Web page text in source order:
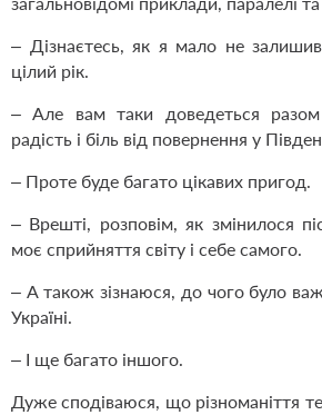
– Дізнаєтесь, як я мало не
цілий рік.
– Але вам таки доведеться
радість і біль від повернення у
– Проте буде багато цікавих пригод.
– Врешті, розповім, як змінилося
моє сприйняття світу і себе самого.
– А також зізнаюся, до чого було
Україні.
– І ще багато іншого.
Дуже сподіваюся, що різноманіття